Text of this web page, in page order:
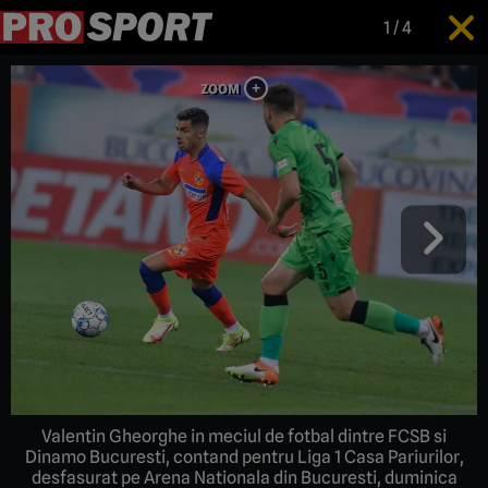
1 /4
Valentin Gheorghe in meciul de fotbal dintre FCSB si
Dinamo Bucuresti, contand pentru Liga 1 Casa Pariurilor,
desfasurat pe Arena Nationala din Bucuresti, duminica